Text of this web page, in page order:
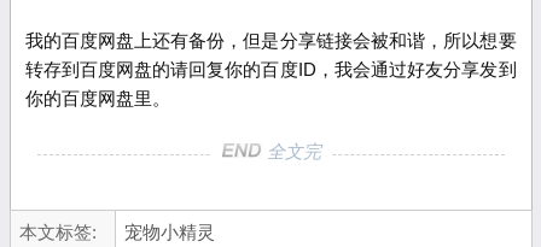
我的百度网盘上还有备份，但是分享链接会被和谐，所以想要
转存到百度网盘的请回复你的百度ID，我会通过好友分享发到
你的百度网盘里。
全文完
本文标签: 宠物小精灵